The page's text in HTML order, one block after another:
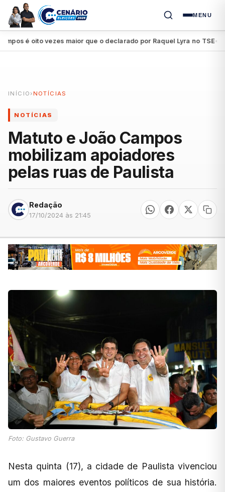
MENU
é oito vezes maior que o declarado por Raquel Lyra no TSE●
INÍCIO › NOTÍCIAS
NOTÍCIAS
Matuto e João Campos
mobilizam apoiadores
pelas ruas de Paulista
Redação
17/10/2024 às 21:45
Foto: Gustavo Guerra
Nesta quinta (17), a cidade de Paulista vivenciou
um dos maiores eventos políticos de sua história.